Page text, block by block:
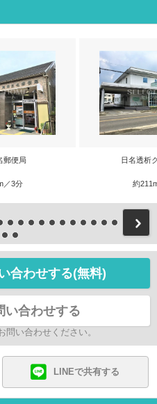
郵便局
／3分
日名透析
約
合わせする(無料)
い合わせする
い合わせください。
LINEで共有する